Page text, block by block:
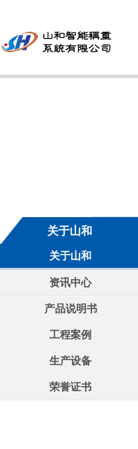
关于山和
关于山和
资讯中心
产品说明书
工程案例
生产设备
荣誉证书